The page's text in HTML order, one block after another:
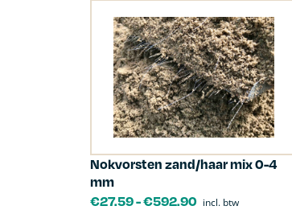
Nokvorsten zand/haar mix 0-4
mm
€27.59-€592.90 incl. btw